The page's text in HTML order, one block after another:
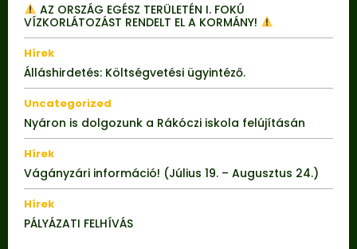
AZ ORSZÁG EGÉSZ TERÜLETÉN I. FOKÚ
VÍZKORLÁTOZÁST RENDELT EL A KORMÁNY!
Hírek
Álláshirdetés: Költségvetési ügyintéző.
Uncategorized
Nyáron is dolgozunk a Rákóczi iskola felújításán
Hírek
Vágányzári információ! (Július 19. – Augusztus 24.)
Hírek
PÁLYÁZATI FELHÍVÁS